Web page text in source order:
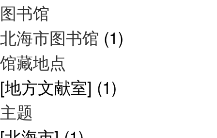
图书馆
北海市图书馆 (1)
馆藏地点
[地方文献室] (1)
主题